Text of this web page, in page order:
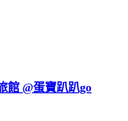
館 @蛋寶趴趴go